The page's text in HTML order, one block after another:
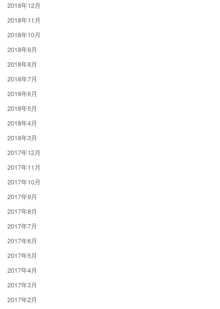
2018年12月
2018年11月
2018年10月
2018年9月
2018年8月
2018年7月
2018年6月
2018年5月
2018年4月
2018年3月
2017年12月
2017年11月
2017年10月
2017年9月
2017年8月
2017年7月
2017年6月
2017年5月
2017年4月
2017年3月
2017年2月